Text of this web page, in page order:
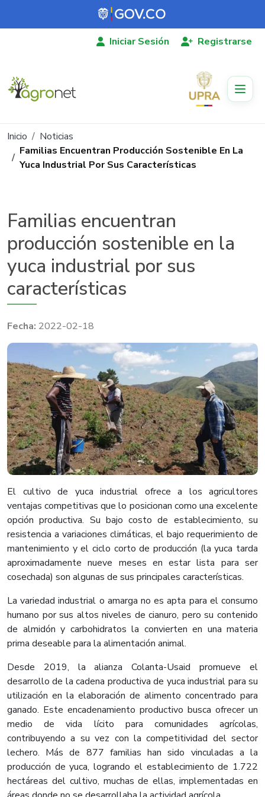
Pasar al contenido principal
Iniciar Sesión Registrarse
Ruta de navegación
Inicio
Noticias
Familias Encuentran Producción Sostenible En La
Yuca Industrial Por Sus Características
Familias encuentran
producción sostenible en la
yuca industrial por sus
características
2022-02-18
El cultivo de yuca industrial ofrece a los agricultores
ventajas competitivas que lo posicionan como una excelente
opción productiva. Su bajo costo de establecimiento, su
resistencia a variaciones climáticas, el bajo requerimiento de
mantenimiento y el ciclo corto de producción (la yuca tarda
aproximadamente nueve meses en estar lista para ser
cosechada) son algunas de sus principales características.
La variedad industrial o amarga no es apta para el consumo
humano por sus altos niveles de cianuro, pero su contenido
de almidón y carbohidratos la convierten en una materia
prima deseable para la alimentación animal.
Desde 2019, la alianza Colanta-Usaid promueve el
desarrollo de la cadena productiva de yuca industrial para su
utilización en la elaboración de alimento concentrado para
ganado. Este encadenamiento productivo busca ofrecer un
medio de vida lícito para comunidades agrícolas,
contribuyendo a su vez con la competitividad del sector
lechero. Más de 877 familias han sido vinculadas a la
producción de yuca, logrando el establecimiento de 1.722
hectáreas del cultivo, muchas de ellas, implementadas en